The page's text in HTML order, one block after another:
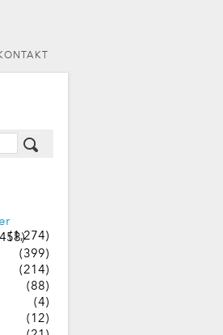
(1,274)
(399)
(214)
(88)
(4)
(12)